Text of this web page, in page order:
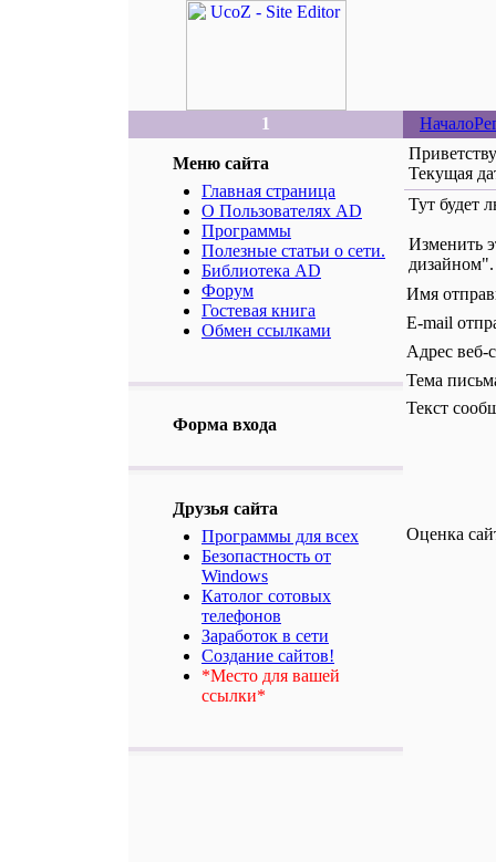
1 Начало
Меню сайта
Главная страница
О Пользователях AD
Программы
Полезные статьи о сети.
Библиотека AD
Форум
Гостевая книга
Обмен ссылками
Форма входа
Друзья сайта
Программы для всех
Безопастность от
Windows
Католог сотовых
телефонов
Заработок в сети
Создание сайтов!
*Место для вашей
ссылки*
Текущая
Тут будет
Изменить
дизайном".
Имя
E-mail
Адрес веб-
Тема
Текст
Оценка